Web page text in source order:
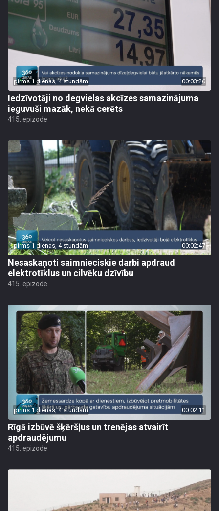
pirms 1 dienas, 4 stundām 00:03:26
Iedzīvotāji no degvielas akcīzes samazinājuma
ieguvuši mazāk, nekā cerēts
415. epizode
pirms 1 dienas, 4 stundām 00:02:47
Nesaskaņoti saimnieciskie darbi apdraud
elektrotīklus un cilvēku dzīvību
415. epizode
pirms 1 dienas, 4 stundām 00:02:11
Rīgā izbūvē šķēršļus un trenējas atvairīt
apdraudējumu
415. epizode